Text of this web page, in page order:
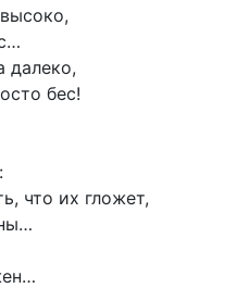
далеко,
бес!
что их гложет,